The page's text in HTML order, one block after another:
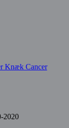
Knæk Cancer
2020